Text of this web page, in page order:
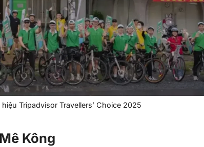
Tripadvisor Travellers’ Choice 2025
Kông